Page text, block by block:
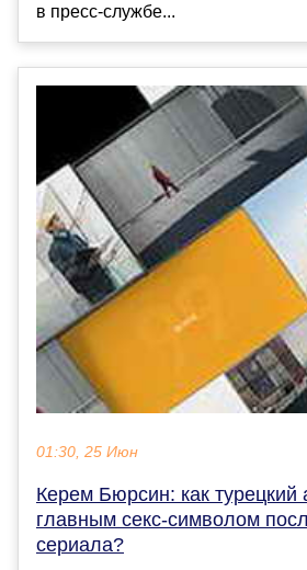
в пресс-службе...
01:30, 25 Июн
Керем Бюрсин: как турецкий
главным секс-символом
сериала?